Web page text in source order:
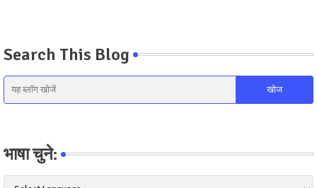
Search This Blog
भाषा चुने: